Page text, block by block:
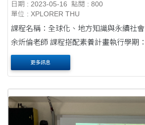
日期 : 2023-05-16
點閱 : 800
單位 : XPLORER THU
課程名稱：全球化、地方知識與永續社會 授課教師：社會系
余炘倫老師 課程搭配素養計畫執行學期：111-1學期 ⭓ 課
程內容 引導學生學習、認識、思辨地方知識與永續社會之間
如....
更多訊息